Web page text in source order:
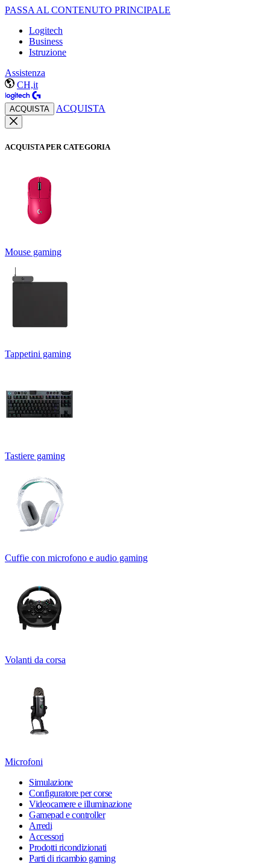
PASSA AL CONTENUTO PRINCIPALE
Logitech
Business
Istruzione
Assistenza
CH,it
ACQUISTA ACQUISTA
ACQUISTA PER CATEGORIA
Mouse gaming
Tappetini gaming
Tastiere gaming
Cuffie con microfono e audio gaming
Volanti da corsa
Microfoni
Simulazione
Configuratore per corse
Videocamere e illuminazione
Gamepad e controller
Arredi
Accessori
Prodotti ricondizionati
Parti di ricambio gaming